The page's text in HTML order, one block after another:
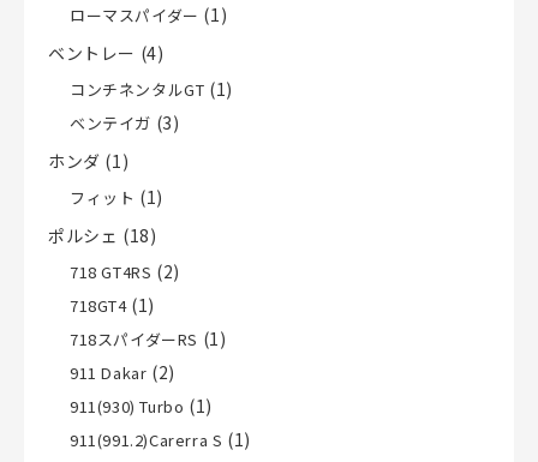
ローマスパイダー (1)
ベントレー (4)
コンチネンタルGT (1)
ベンテイガ (3)
ホンダ (1)
フィット (1)
ポルシェ (18)
718 GT4RS (2)
718GT4(1)
718スパイダーRS (1)
911 Dakar (2)
911(930) Turbo (1)
911(991.2)Carerra S (1)